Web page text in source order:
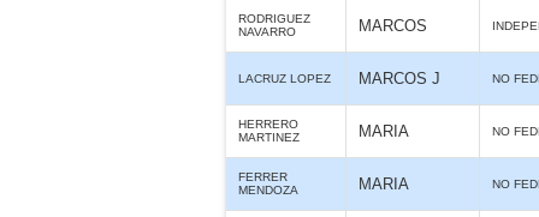
RODRIGUEZ
NAVARRO
MARCOS
LACRUZ LOPEZ MARCOS J NO
HERRERO
MARTINEZ
MARIA NO
FERRER
MENDOZA
MARIA NO